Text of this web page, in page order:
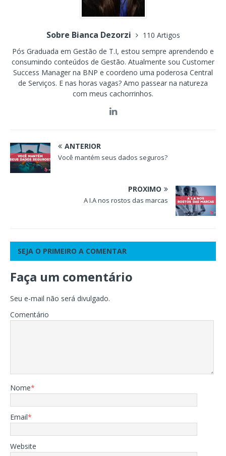
Sobre Bianca Dezorzi
110 Artigos
Pós Graduada em Gestão de T.I, estou sempre aprendendo e
consumindo conteúdos de Gestão. Atualmente sou Customer
Success Manager na BNP e coordeno uma poderosa Central
de Serviços. E nas horas vagas? Amo passear na natureza
com meus cachorrinhos.
ANTERIOR
Você mantém seus dados seguros?
PRÓXIMO
A I.A nos rostos das marcas
SEJA O PRIMEIRO A COMENTAR
Faça um comentário
Seu e-mail não será divulgado.
Comentário
Nome*
Email*
Website